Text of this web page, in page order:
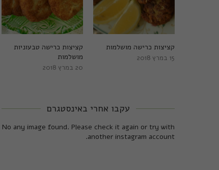
קציצות כרישה טבעוניות
מושלמות
20 במרץ 2018
קציצות כרישה מושלמות
15 במרץ 2018
עקבו אחרי באינסטגרם
No any image found. Please check it again or try with
another instagram account.